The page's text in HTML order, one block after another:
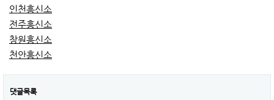
인천흥신소
전주흥신소
창원흥신소
천안흥신소
댓글목록